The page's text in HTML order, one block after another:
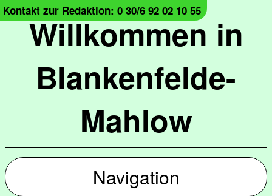
Willkommen in
Blankenfelde-
Mahlow
Kontakt zur Redaktion: 0 30/6 92 02 10 55
Navigation